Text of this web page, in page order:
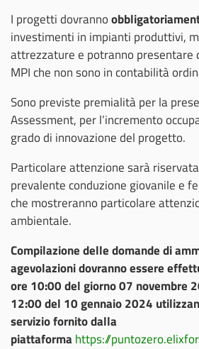
I progetti dovranno
investimenti in impianti produttivi,
attrezzature e potranno presentare
MPI che non sono in contabilità
Sono previste premialità per la
Assessment, per l’incremento
grado di innovazione del progetto.
Particolare attenzione sarà
prevalente conduzione giovanile e
che mostreranno particolare
ambientale.
Compilazione delle domande di
agevolazioni dovranno essere
ore 10:00 del giorno 07 novembre
12:00 del 10 gennaio 2024
servizio fornito dalla
piattaforma https://